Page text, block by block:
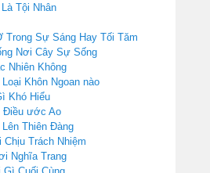
Tội Nhân
Trong Sự Sáng Hay Tối Tăm
Nơi Cây Sự Sống
Nhiên Không
Khôn Ngoan nào
Khó Hiểu
Điều ước Ao
Thiên Đàng
Trách Nhiệm
Nghĩa Trang